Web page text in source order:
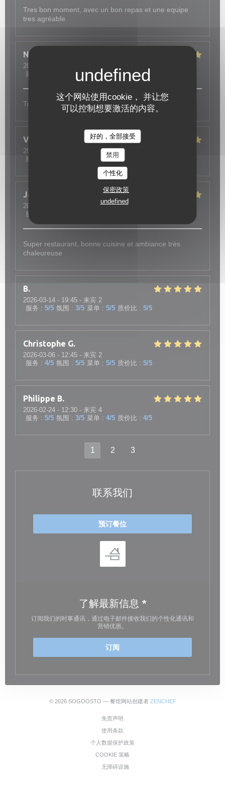
这个网站使用cookie， 并让您
可以控制想要激活的内容。
好的，全部接受
禁用
个性化
保密政策
undefined
Tres bon moment, avec un bon repas et une equipe
tres agréable
Nadine
2026-05-15
服务
5 /5 菜单: 5/5 质价比: 5/5
Très bon accueil, plats copieux, ambiance agréable.
Vincent
2026-04-27
- 19:30 - 来宾 2
服务
: 5/5 质价比
Jany
2026-04-21
- 13:15 - 来宾 8
服务
Super restaurant, bonne cuisine et ambiance très
chaleureuse
B
2026-03-14 - 19:45 - 来宾 2
服务 : 5/5 氛围 : 3/5 菜单 : 5/5 质价比 : 5/5
Christophe G
2026-03-06 - 12:45 - 来宾 2
服务 : 4/5 氛围 : 5/5 菜单 : 5/5 质价比 : 5/5
Philippe B
2026-02-24 - 12:30 - 来宾 4
服务 : 5/5 氛围 : 3/5 菜单 : 4/5 质价比 : 4/5
1 2 3
联系我们
预订餐位
了解最新信息 *
订阅我们的时事通讯，通过电子邮件接收我们的个性化通讯和
营销优惠。
订阅
© 2026 SOGOOSTO — 餐馆网站创建者 ZENCHEF((在新窗口中打开))
免责声明
使用条款
个人数据保护政策
COOKIE 策略((在新窗口中打开))
无障碍设施((在新窗口中打开))